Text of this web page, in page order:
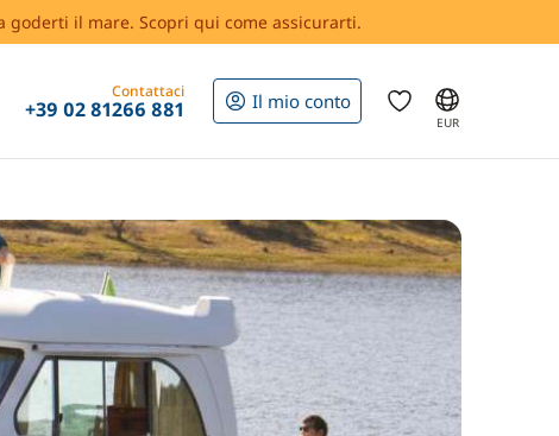
goderti il mare. Scopri qui come assicurarti.
Contattaci
+39 02 81266 881 Il mio conto
EUR